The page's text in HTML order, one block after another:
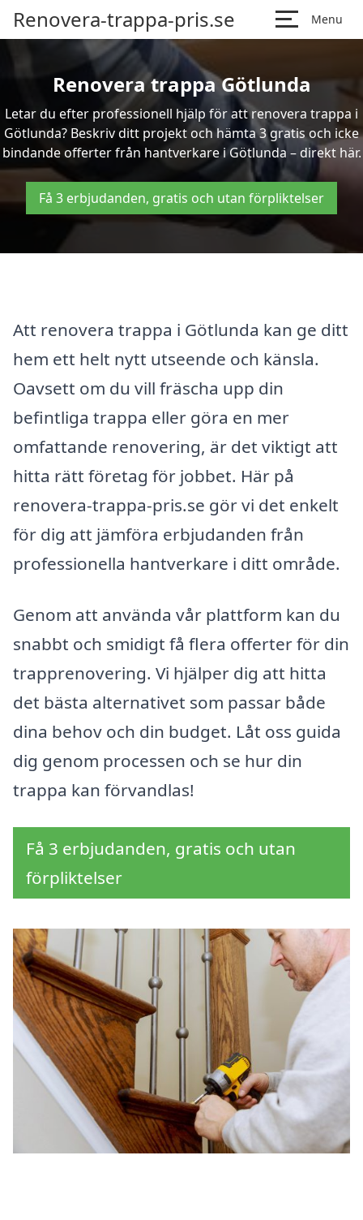
Renovera-trappa-pris.se Menu
Renovera trappa Götlunda
Letar du efter professionell hjälp för att renovera trappa i
Götlunda? Beskriv ditt projekt och hämta 3 gratis och icke
bindande offerter från hantverkare i Götlunda – direkt här.
Få 3 erbjudanden, gratis och utan förpliktelser
Att renovera trappa i Götlunda kan ge ditt
hem ett helt nytt utseende och känsla.
Oavsett om du vill fräscha upp din
befintliga trappa eller göra en mer
omfattande renovering, är det viktigt att
hitta rätt företag för jobbet. Här på
renovera-trappa-pris.se gör vi det enkelt
för dig att jämföra erbjudanden från
professionella hantverkare i ditt område.
Genom att använda vår plattform kan du
snabbt och smidigt få flera offerter för din
trapprenovering. Vi hjälper dig att hitta
det bästa alternativet som passar både
dina behov och din budget. Låt oss guida
dig genom processen och se hur din
trappa kan förvandlas!
Få 3 erbjudanden, gratis och utan
förpliktelser